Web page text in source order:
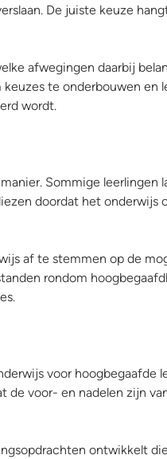
De juiste keuze
afwegingen daarbij
te onderbouwen en
wordt.
Sommige leerlingen
doordat het onderwijs
af te stemmen op de
rondom
voor hoogbegaafde
de voor- en nadelen zijn
ontwikkelt